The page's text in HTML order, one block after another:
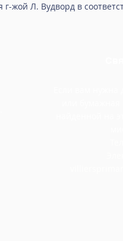
жой Л. Вудворд в